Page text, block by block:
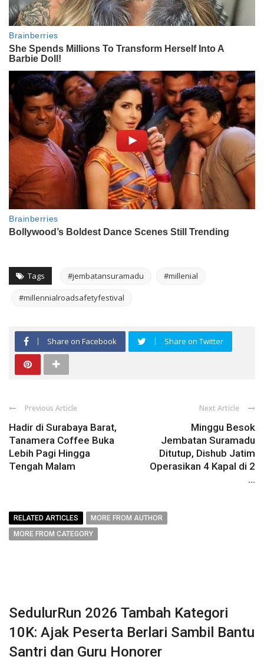
Tags #jembatansuramadu #millenial
#millennialroadsafetyfestival
Share on Facebook Share on Twitter
Previous Article
Hadir di Surabaya Barat,
Tanamera Coffee Buka
Lebih Pagi Hingga
Tengah Malam
Next Article
Minggu Besok
Jembatan Suramadu
Ditutup, Dishub Jatim
Operasikan 4 Kapal di 2
...
RELATED ARTICLES
MORE FROM AUTHOR
MORE FROM CATEGORY
SedulurRun 2026 Tambah Kategori
10K: Ajak Peserta Berlari Sambil Bantu
Santri dan Guru Honorer